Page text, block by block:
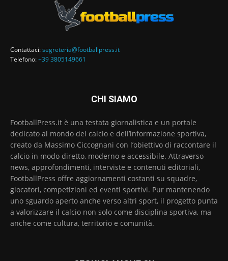
Contattaci:segreteria@footballpress.it
Telefono:+39 3805149661
CHI SIAMO
FootballPress.it è una testata giornalistica e un portale
dedicato al mondo del calcio e dell’informazione sportiva,
creato da Massimo Ciccognani con l’obiettivo di raccontare il
calcio in modo diretto, moderno e accessibile. Attraverso
news, approfondimenti, interviste e contenuti editoriali,
FootballPress offre aggiornamenti costanti su squadre,
giocatori, competizioni ed eventi sportivi. Pur mantenendo
uno sguardo aperto anche verso altri sport, il progetto punta
a valorizzare il calcio non solo come disciplina sportiva, ma
anche come cultura, territorio e comunità.